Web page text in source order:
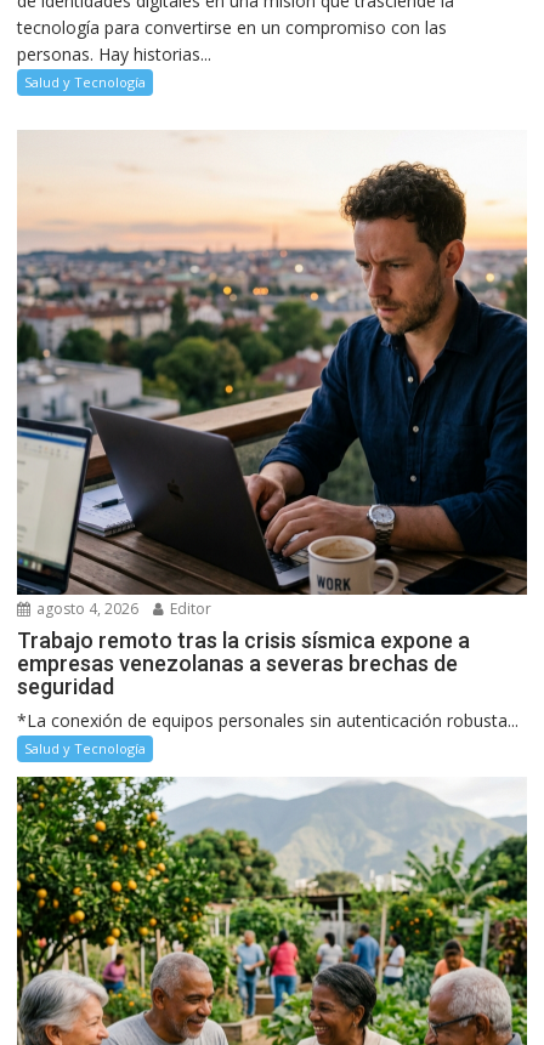
tecnología para convertirse en un compromiso con las
personas. Hay historias...
Salud y Tecnología
agosto 4, 2026 Editor
Trabajo remoto tras la crisis sísmica expone a
empresas venezolanas a severas brechas de
seguridad
*La conexión de equipos personales sin autenticación robusta...
Salud y Tecnología